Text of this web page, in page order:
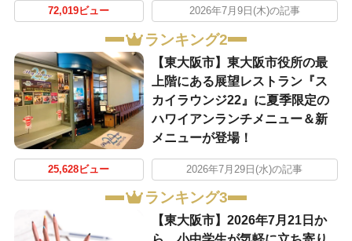
72,019ビュー 2026年7月9日(木)の記事
ランキング2
【東大阪市】東大阪市役所の最
上階にある展望レストラン『ス
カイラウンジ22』に夏季限定の
ハワイアンランチメニュー＆新
メニューが登場！
25,628ビュー 2026年7月29日(水)の記事
ランキング3
【東大阪市】2026年7月21日か